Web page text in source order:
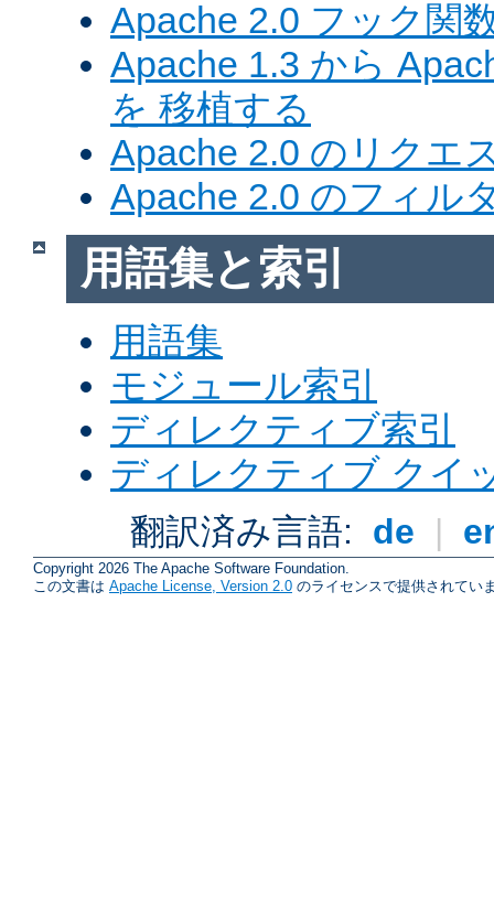
Apache 2.0 フック関
Apache 1.3 から
を 移植する
Apache 2.0 のリクエ
Apache 2.0 のフィル
用語集と索引
用語集
モジュール索引
ディレクティブ索引
ディレクティブ クイ
翻訳済み言語: de |
Copyright 2026 The Apache Software Foundation.
この文書は Apache License, Version 2.0 のライセンスで提供されてい